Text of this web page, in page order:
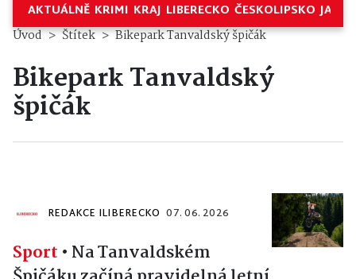
AKTUÁLNĚ KRIMI KRAJ LIBERECKO ČESKOLIPSKO
Úvod Štítek Bikepark Tanvaldský špičák
Bikepark Tanvaldský
špičák
REDAKCE ILIBERECKO 07. 06. 2026
Sport • Na Tanvaldském